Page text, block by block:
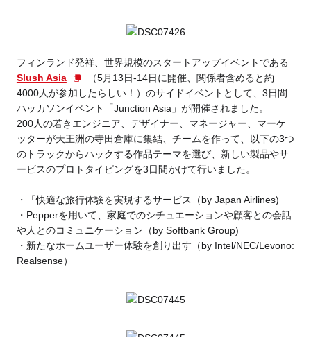
フィンランド発祥、世界規模のスタートアップイベントである
Slush Asia
（5月13日-14日に開催、関係者含めると約
4000人が参加したらしい！）のサイドイベントとして、3日間
ハッカソンイベント「Junction Asia」が開催されました。
200人の若きエンジニア、デザイナー、マネージャー、マーケ
ッターが天王洲の寺田倉庫に集結、チームを作って、以下の3つ
のトラックからハックする作品テーマを選び、新しい製品やサ
ービスのプロトタイピングを3日間かけて行いました。
・「快適な旅行体験を実現するサービス（by Japan Airlines)
・Pepperを用いて、家庭でのシチュエーションや顧客との会話
や人とのコミュニケーション（by Softbank Group)
・新たなホームユーザー体験を創り出す（by Intel/NEC/Levono:
Realsense）